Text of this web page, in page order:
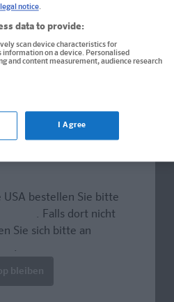
Blick: aufschlagen -
Seiten
und Referendar:innen
neue Ausgabe.
USA bestellen Sie bitte
. Falls dort nicht
Sie sich bitte an
.
bleiben
legal notice.
data to provide:
scan device characteristics for
on a device. Personalised
and content measurement, audience research
I Agree